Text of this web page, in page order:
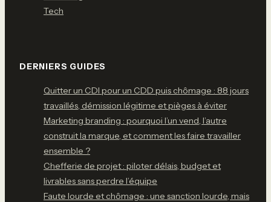
Tech
DERNIERS GUIDES
Quitter un CDI pour un CDD puis chômage : 88 jours
travaillés, démission légitime et pièges à éviter
Marketing branding : pourquoi l’un vend, l’autre
construit la marque, et comment les faire travailler
ensemble ?
Chefferie de projet : piloter délais, budget et
livrables sans perdre l’équipe
Faute lourde et chômage : une sanction lourde, mais